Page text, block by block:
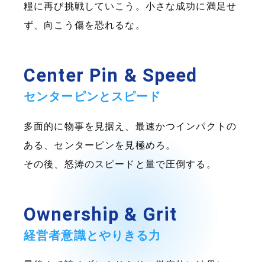
糧に再び挑戦していこう。小さな成功に満足せ
ず、向こう傷を恐れるな。
Center Pin & Speed
センターピンとスピード
多面的に物事を見据え、最速かつインパクトの
ある、センターピンを見極めろ。
その後、怒涛のスピードと量で圧倒する。
Ownership & Grit
経営者意識とやりきる力